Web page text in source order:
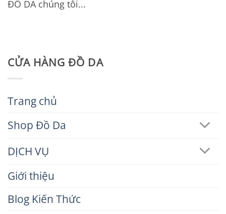
CỬA HÀNG ĐỒ DA
Trang chủ
Shop Đồ Da
DỊCH VỤ
Giới thiệu
Blog Kiến Thức
ĐỒ DA chúng tôi...